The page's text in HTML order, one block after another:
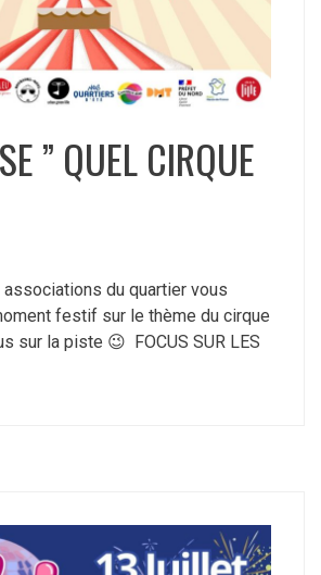
” QUEL CIRQUE
associations du quartier vous
festif sur le thème du cirque
sur la piste 😉 FOCUS SUR LES